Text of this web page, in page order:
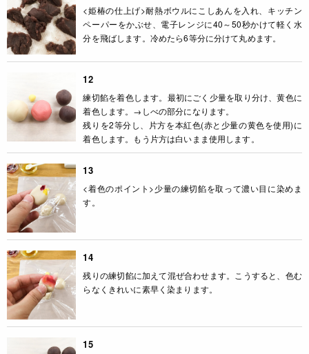
<姫椿の仕上げ>耐熱ボウルにこしあんを入れ、キッチン
ペーパーをかぶせ、電子レンジに40～50秒かけて軽く水
分を飛ばします。冷めたら6等分に分けて丸めます。
12
練切餡を着色します。最初にごく少量を取り分け、黄色に
着色します。→しべの部分になります。
残りを2等分し、片方を本紅色(赤と少量の黄色を使用)に
着色します。もう片方は白いまま使用します。
13
<着色のポイント>少量の練切餡を取って濃い目に染めま
す。
14
残りの練切餡に加えて混ぜ合わせます。こうすると、色む
らなくきれいに素早く染まります。
15